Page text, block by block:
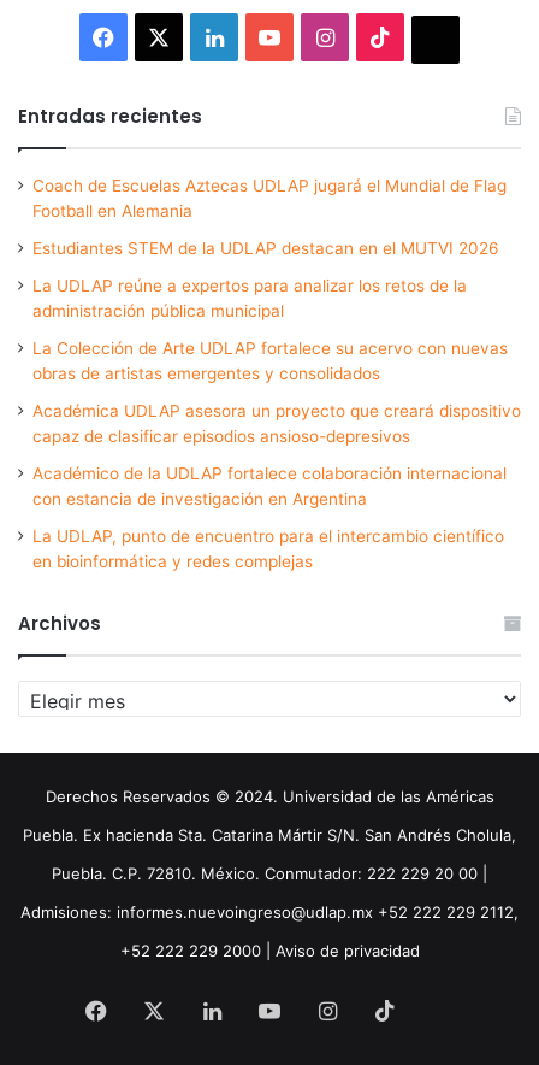
Facebook LinkedInYouTubeInstagram
Entradas recientes
Coach de Escuelas Aztecas UDLAP jugará el Mundial de Flag
Football en Alemania
Estudiantes STEM de la UDLAP destacan en el MUTVI 2026
La UDLAP reúne a expertos para analizar los retos de la
administración pública municipal
La Colección de Arte UDLAP fortalece su acervo con nuevas
obras de artistas emergentes y consolidados
Académica UDLAP asesora un proyecto que creará dispositivo
capaz de clasificar episodios ansioso-depresivos
Académico de la UDLAP fortalece colaboración internacional
con estancia de investigación en Argentina
La UDLAP, punto de encuentro para el intercambio científico
en bioinformática y redes complejas
Archivos
Archivos
Derechos Reservados © 2024. Universidad de las Américas
Puebla. Ex hacienda Sta. Catarina Mártir S/N. San Andrés Cholula,
Puebla. C.P. 72810. México. Conmutador: 222 229 20 00 |
Admisiones: informes.nuevoingreso@udlap.mx +52 222 229 2112,
+52 222 229 2000 | Aviso de privacidad
Facebook LinkedInYouTubeInstagram